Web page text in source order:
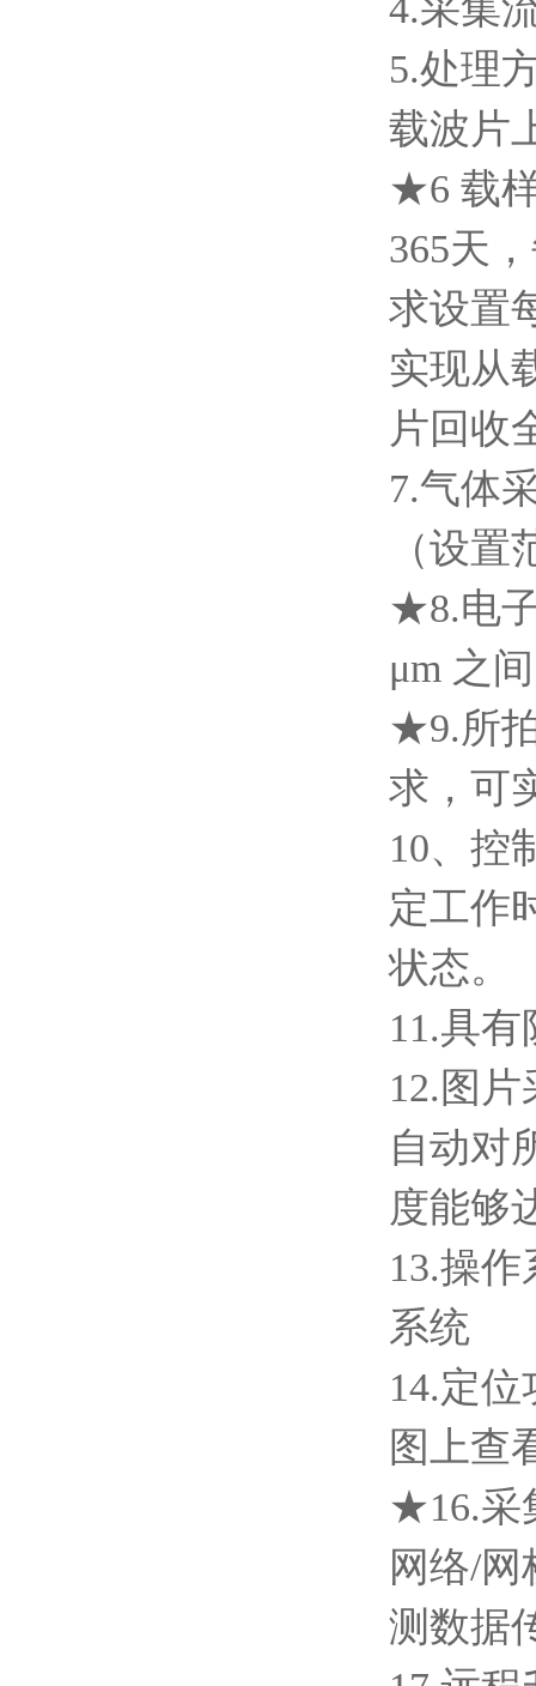
4.采集
5.处理
载波片
★6 载
365天
求设置
实现从
片回收
7.气体
（设置
★8.电
μm 之
★9.所
求，可
10、控
定工作
状态。
11.具
12.图
自动对
度能够
13.操
系统
14.定
图上查
★16.采
网络/
测数据